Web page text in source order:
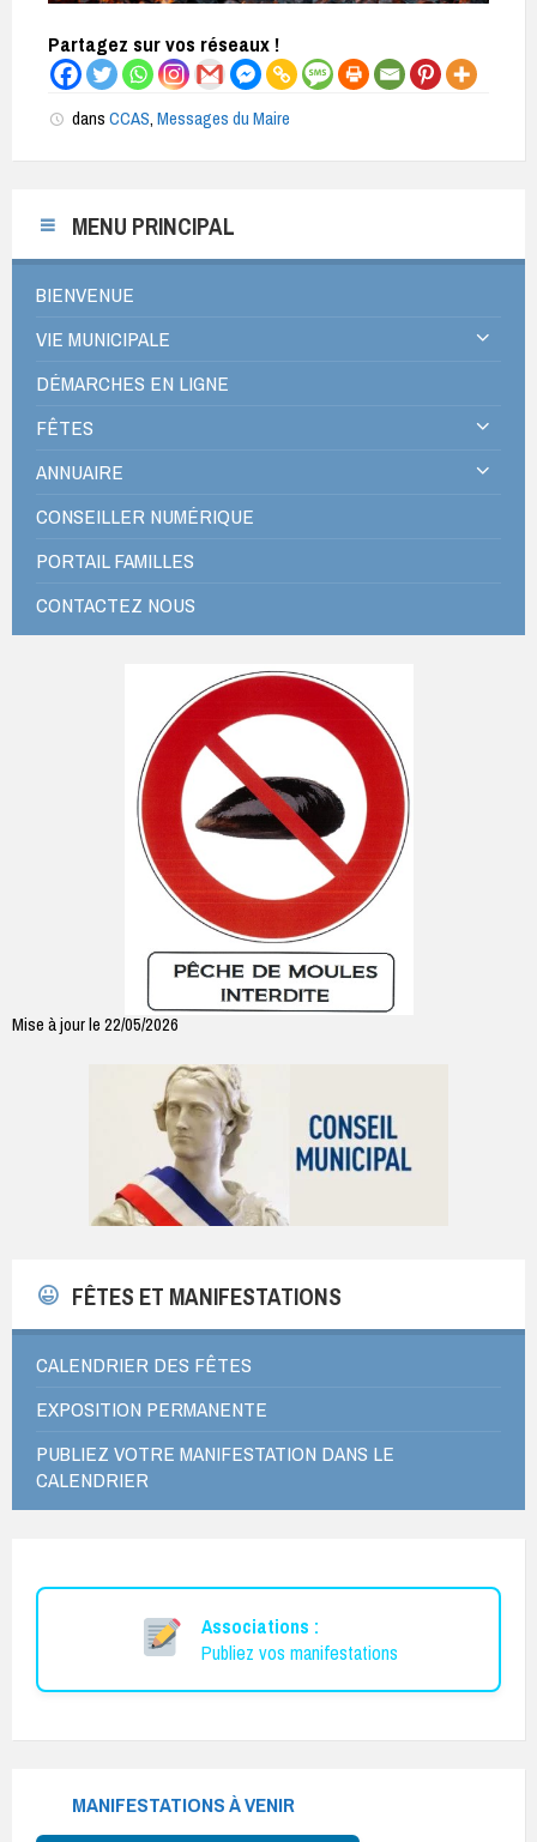
Partagez sur vos réseaux !
dans CCAS, Messages du Maire
MENU PRINCIPAL
BIENVENUE
VIE MUNICIPALE
DÉMARCHES EN LIGNE
FÊTES
ANNUAIRE
CONSEILLER NUMÉRIQUE
PORTAIL FAMILLES
CONTACTEZ NOUS
Mise à jour le 22/05/2026
FÊTES ET MANIFESTATIONS
CALENDRIER DES FÊTES
EXPOSITION PERMANENTE
PUBLIEZ VOTRE MANIFESTATION DANS LE
CALENDRIER
Associations :
Publiez vos manifestations
MANIFESTATIONS À VENIR